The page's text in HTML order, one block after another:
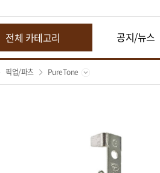
전체 카테고리 공지/뉴스
픽업/파츠 PureTone